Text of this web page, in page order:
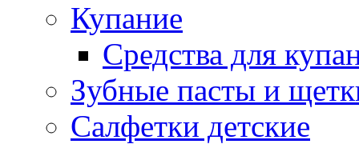
Купание
Средства для
Зубные пасты и
Салфетки детские